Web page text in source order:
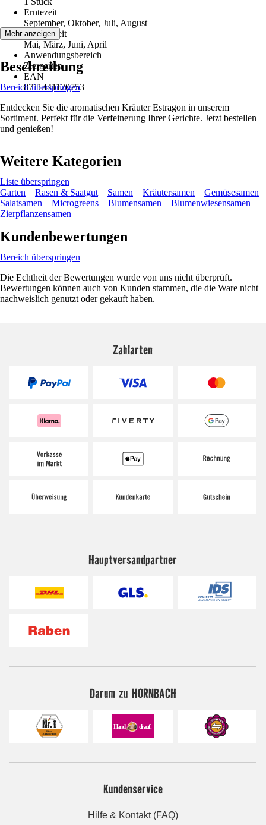
Erntezeit
September, Oktober, Juli, August
Aussaatzeit
Mai, März, Juni, April
Anwendungsbereich
Ziergarten
EAN
8711441120753
Mehr anzeigen
Beschreibung
Bereich überspringen
Entdecken Sie die aromatischen Kräuter Estragon in unserem
Sortiment. Perfekt für die Verfeinerung Ihrer Gerichte. Jetzt bestellen
und genießen!
Weitere Kategorien
Liste überspringen
Garten
Rasen & Saatgut Samen Kräutersamen
Gemüsesamen
Salatsamen
Microgreens Blumensamen
Blumenwiesensamen
Zierpflanzensamen
Kundenbewertungen
Bereich überspringen
Die Echtheit der Bewertungen wurde von uns nicht überprüft.
Bewertungen können auch von Kunden stammen, die die Ware nicht
nachweislich genutzt oder gekauft haben.
Zahlarten
Hauptversandpartner
Darum zu HORNBACH
Kundenservice
Hilfe & Kontakt (FAQ)